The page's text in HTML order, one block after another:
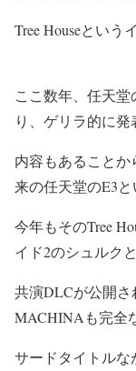
Tree Houseという
ここ数年、任天
り、ゲリラ的に発
内容もあることか
来の任天堂のE3と
今年もそのTree
イド2のシュルク
共演DLCが公開
MACHINAも完全
サードタイトルな